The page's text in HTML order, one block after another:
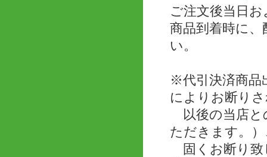
ご注文後当日
商品到着時に
い。
※代引決済商品
によりお断り
以後の当店と
ただきます。
固くお断り致